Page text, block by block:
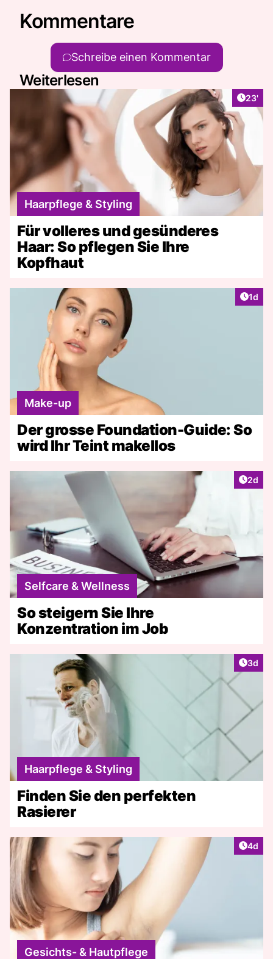
Kommentare
Schreibe einen Kommentar
Weiterlesen
23'
Haarpflege & Styling
Für volleres und gesünderes
Haar: So pflegen Sie Ihre
Kopfhaut
1d
Make-up
Der grosse Foundation-Guide: So
wird Ihr Teint makellos
2d
Selfcare & Wellness
So steigern Sie Ihre
Konzentration im Job
3d
Haarpflege & Styling
Finden Sie den perfekten
Rasierer
4d
Gesichts- & Hautpflege